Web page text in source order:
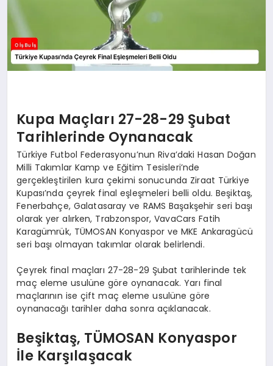
Kupa Maçları 27-28-29 Şubat
Tarihlerinde Oynanacak
Türkiye Futbol Federasyonu’nun Riva’daki Hasan Doğan
Milli Takımlar Kamp ve Eğitim Tesisleri’nde
gerçekleştirilen kura çekimi sonucunda Ziraat Türkiye
Kupası’nda çeyrek final eşleşmeleri belli oldu. Beşiktaş,
Fenerbahçe, Galatasaray ve RAMS Başakşehir seri başı
olarak yer alırken, Trabzonspor, VavaCars Fatih
Karagümrük, TÜMOSAN Konyaspor ve MKE Ankaragücü
seri başı olmayan takımlar olarak belirlendi.
Çeyrek final maçları 27-28-29 Şubat tarihlerinde tek
maç eleme usulüne göre oynanacak. Yarı final
maçlarının ise çift maç eleme usulüne göre
oynanacağı tarihler daha sonra açıklanacak.
Beşiktaş, TÜMOSAN Konyaspor
İle Karşılaşacak